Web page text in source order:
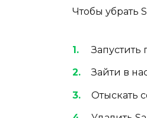
Чтобы убрать
Зайти в
Отыскать